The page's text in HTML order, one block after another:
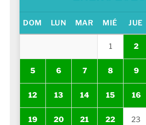
DOM LUN MAR MIÉ JUE
1 2
5 6 7 8 9
12 13 14 15 16
19 20 21 22 23